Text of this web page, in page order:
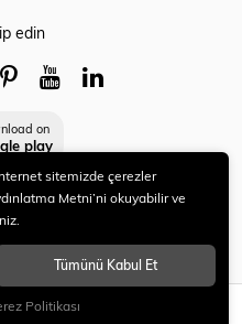
EKLE
edin
on
play
hakları saklıdır.
sitemizde çerezler
Metni’ni okuyabilir ve
Tümünü Kabul Et
Politikası